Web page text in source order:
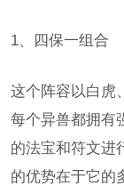
1、四保一组合
这个阵容以白虎
每个异兽都拥有
的法宝和符文进
的优势在于它的